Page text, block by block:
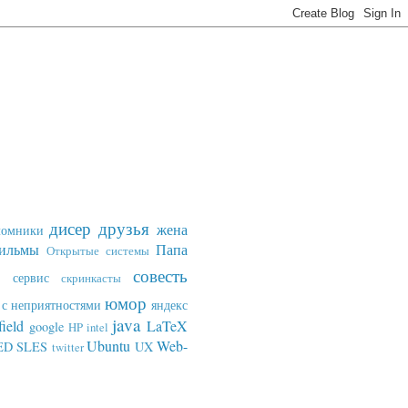
дисер друзья жена
Открытые системы Папа
сервис скринкасты
совесть
неприятностями юмор яндекс
google HP intel java LaTeX
SLES twitterUbuntu UX Web-